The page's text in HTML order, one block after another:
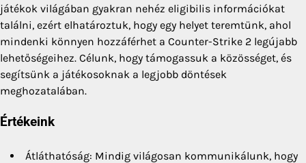
játékok világában gyakran nehéz eligibilis információkat
találni, ezért elhatároztuk, hogy egy helyet teremtünk, ahol
mindenki könnyen hozzáférhet a Counter-Strike 2 legújabb
lehetőségeihez. Célunk, hogy támogassuk a közösséget, és
segítsünk a játékosoknak a legjobb döntések
meghozatalában.
Értékeink
Átláthatóság: Mindig világosan kommunikálunk, hogy